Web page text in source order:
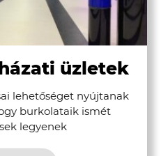
üzletek
lehetőséget nyújtanak
burkolataik ismét
legyenek